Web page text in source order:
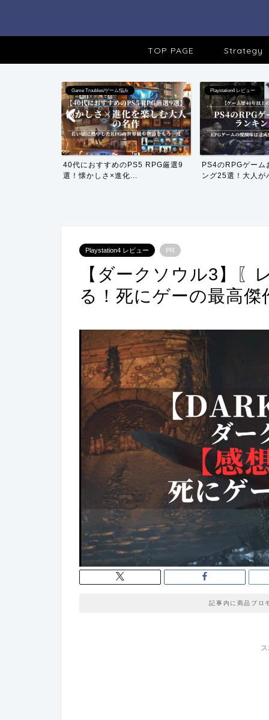
TOP PAGE Strategy
Game Troubles/ゲーム悩み
40代におすすめのPS5 RPG厳選9
選！懐かしさ×進化...
Playstation4 レビュー
PS4のRPGゲーム
ング25選！大人が
Playstation4 レビュー PR
【ダークソウル3】〖
る！死にゲーの最高傑
記事内に商品プロ